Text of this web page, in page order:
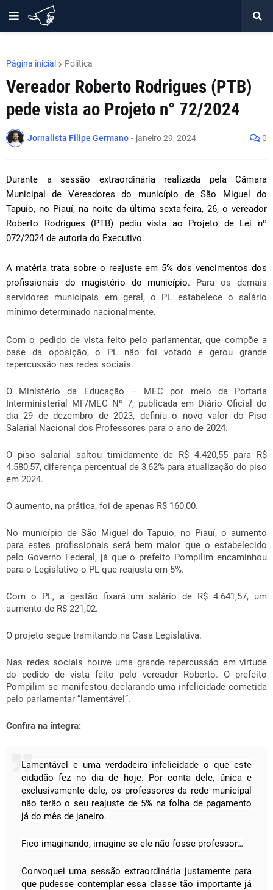
Página inicial Política
Vereador Roberto Rodrigues (PTB)
pede vista ao Projeto n° 72/2024
Jornalista Filipe Germano - janeiro 29, 2024 0
Durante a sessão extraordinária realizada pela Câmara
Municipal de Vereadores do município de São Miguel do
Tapuio, no Piauí, na noite da última sexta-feira, 26, o vereador
Roberto Rodrigues (PTB) pediu vista ao Projeto de Lei nº
072/2024 de autoria do Executivo.
A matéria trata sobre o reajuste em 5% dos vencimentos dos
profissionais do magistério do município. Para os demais
servidores municipais em geral, o PL estabelece o salário
mínimo determinado nacionalmente.
Com o pedido de vista feito pelo parlamentar, que compõe a
base da oposição, o PL não foi votado e gerou grande
repercussão nas redes sociais.
O Ministério da Educação – MEC por meio da Portaria
Interministerial MF/MEC Nº 7, publicada em Diário Oficial do
dia 29 de dezembro de 2023, definiu o novo valor do Piso
Salarial Nacional dos Professores para o ano de 2024.
O piso salarial saltou timidamente de R$ 4.420,55 para R$
4.580,57, diferença percentual de 3,62% para atualização do piso
em 2024.
O aumento, na prática, foi de apenas R$ 160,00.
No município de São Miguel do Tapuio, no Piauí, o aumento
para estes profissionais será bem maior que o estabelecido
pelo Governo Federal, já que o prefeito Pompilim encaminhou
para o Legislativo o PL que reajusta em 5%.
Com o PL, a gestão fixará um salário de R$ 4.641,57, um
aumento de R$ 221,02.
O projeto segue tramitando na Casa Legislativa.
Nas redes sociais houve uma grande repercussão em virtude
do pedido de vista feito pelo vereador Roberto. O prefeito
Pompilim se manifestou declarando uma infelicidade cometida
pelo parlamentar “lamentável”.
Confira na íntegra:
Lamentável e uma verdadeira infelicidade o que este
cidadão fez no dia de hoje. Por conta dele, única e
exclusivamente dele, os professores da rede municipal
não terão o seu reajuste de 5% na folha de pagamento
já do mês de janeiro.
Fico imaginando, imagine se ele não fosse professor…
Convoquei uma sessão extraordinária justamente para
que pudesse contemplar essa classe tão importante já